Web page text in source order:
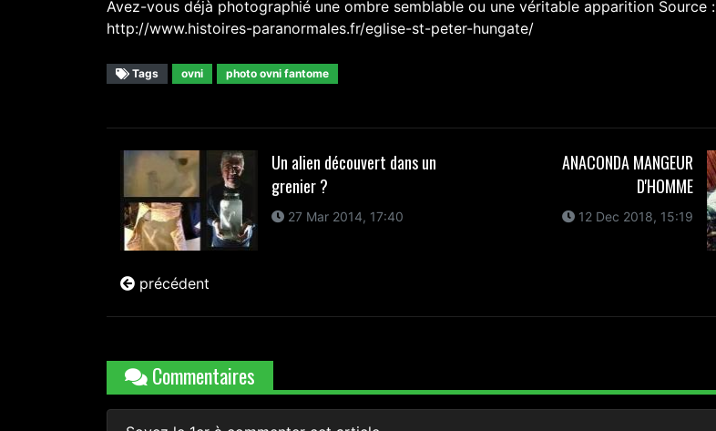
Avez-vous déjà photographié une ombre semblable ou une véritable apparition Source :
http://www.histoires-paranormales.fr/eglise-st-peter-hungate/
Tags ovni photo ovni fantome
Un alien découvert dans un
grenier ?
27 Mar 2014, 17:40
précédent
ANACONDA MANGEUR
D'HOMME
12 Dec 2018, 15:19
Commentaires